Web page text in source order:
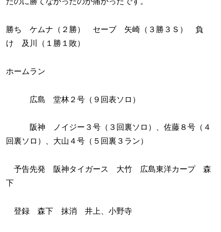
勝ち ケムナ（２勝） セーブ 矢崎（３勝３Ｓ） 負
け 及川（１勝１敗）
ホームラン
広島 堂林２号（９回表ソロ）
阪神 ノイジー３号（３回裏ソロ）、佐藤８号（４
回裏ソロ）、大山４号（５回裏３ラン）
予告先発 阪神タイガース 大竹 広島東洋カープ 森
下
登録 森下 抹消 井上、小野寺